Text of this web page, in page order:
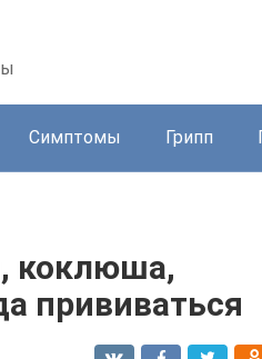
Симптомы Грипп
коклюша,
прививаться